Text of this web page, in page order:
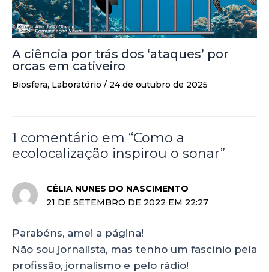
A ciência por trás dos ‘ataques’ por
orcas em cativeiro
Biosfera, Laboratório / 24 de outubro de 2025
1 comentário em “Como a
ecolocalização inspirou o sonar”
CÉLIA NUNES DO NASCIMENTO
21 DE SETEMBRO DE 2022 EM 22:27
Parabéns, amei a página!
Não sou jornalista, mas tenho um fascínio pela
profissão, jornalismo e pelo rádio!